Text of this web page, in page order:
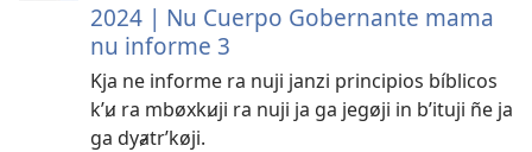
2024 | Nu Cuerpo Gobernante mama
nu informe 3
Kja ne informe ra nuji janzi principios bíblicos
kʼꞹ ra mbøxkꞹji ra nuji ja ga jegøji in bʼituji ñe ja
ga dyⱥtrʼkøji.